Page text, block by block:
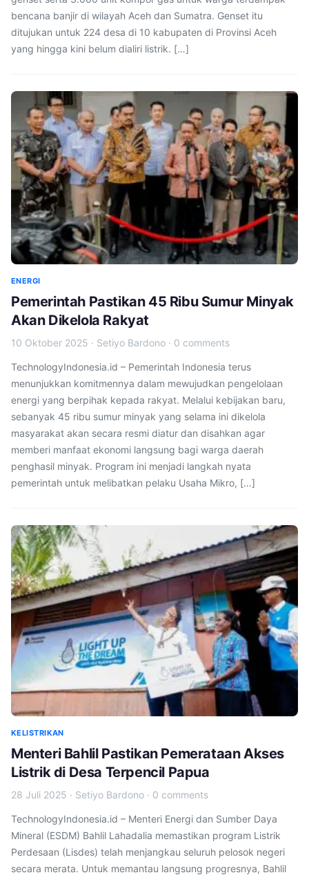
bencana banjir di wilayah Aceh dan Sumatra. Genset itu
ditujukan untuk 224 desa di 10 kabupaten di Provinsi Aceh
yang hingga kini belum dialiri listrik. […]
ENERGI
Pemerintah Pastikan 45 Ribu Sumur Minyak
Akan Dikelola Rakyat
10 Oktober 2025 · Setiyo Bardono · 0 comments
TechnologyIndonesia.id – Pemerintah Indonesia terus
menunjukkan komitmennya dalam mewujudkan pengelolaan
energi yang berpihak kepada rakyat. Melalui kebijakan baru,
sebanyak 45 ribu sumur minyak yang selama ini dikelola
masyarakat akan secara resmi diatur dan disahkan agar
memberi manfaat ekonomi langsung bagi warga daerah
penghasil minyak. Program ini menjadi langkah nyata
pemerintah untuk melibatkan pelaku Usaha Mikro, […]
KELISTRIKAN
Menteri Bahlil Pastikan Pemerataan Akses
Listrik di Desa Terpencil Papua
28 Juli 2025 · Setiyo Bardono · 0 comments
TechnologyIndonesia.id – Menteri Energi dan Sumber Daya
Mineral (ESDM) Bahlil Lahadalia memastikan program Listrik
Perdesaan (Lisdes) telah menjangkau seluruh pelosok negeri
secara merata. Untuk memantau langsung progresnya, Bahlil